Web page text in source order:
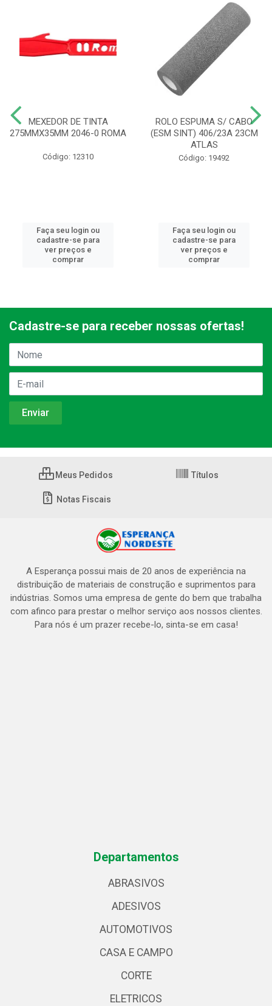
MEXEDOR DE TINTA
275MMX35MM 2046-0 ROMA
Código: 12310
Faça seu login ou
cadastre-se para
ver preços e
comprar
ROLO ESPUMA S/ CABO
(ESM SINT) 406/23A 23CM
ATLAS
Código: 19492
Faça seu login ou
cadastre-se para
ver preços e
comprar
Cadastre-se para receber nossas ofertas!
Meus Pedidos Títulos
Notas Fiscais
A Esperança possui mais de 20 anos de experiência na
distribuição de materiais de construção e suprimentos para
indústrias. Somos uma empresa de gente do bem que trabalha
com afinco para prestar o melhor serviço aos nossos clientes.
Para nós é um prazer recebe-lo, sinta-se em casa!
Departamentos
ABRASIVOS
ADESIVOS
AUTOMOTIVOS
CASA E CAMPO
CORTE
ELETRICOS